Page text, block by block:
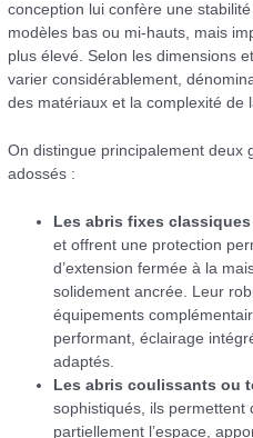
conception lui confère une
modèles bas ou mi-hauts, mais
plus élevé. Selon les dimensions
varier considérablement,
des matériaux et la complexité de
On distingue principalement deux
adossés :
Les abris fixes classiques
et offrent une protection
d’extension fermée à la
solidement ancrée. Leur
équipements
performant, éclairage
adaptés.
Les abris coulissants ou
sophistiqués, ils permettent
partiellement l’espace,